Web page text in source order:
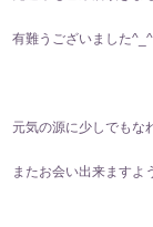
有難うございました^⁠_⁠^
元気の源に少しでも
またお会い出来ますよ